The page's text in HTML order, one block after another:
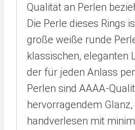
Qualität an Perlen
Die Perle dieses Rings
große weiße runde
klassischen, eleganten
der für jeden Anlass
Perlen sind AAAA-
hervorragendem
handverlesen mit